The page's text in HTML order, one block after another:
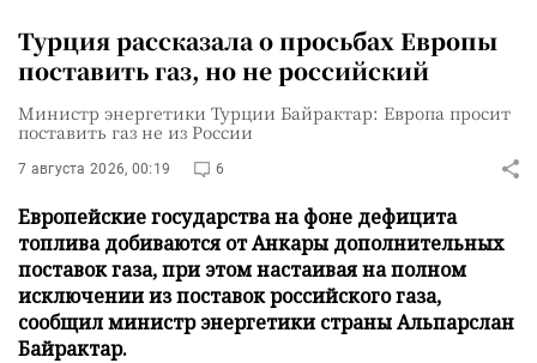
Турция рассказала о просьбах Европы
поставить газ, но не российский
Министр энергетики Турции Байрактар: Европа просит
поставить газ не из России
7 августа 2026, 00:19 6
Европейские государства на фоне дефицита
топлива добиваются от Анкары дополнительных
поставок газа, при этом настаивая на полном
исключении из поставок российского газа,
сообщил министр энергетики страны Альпарслан
Байрактар.